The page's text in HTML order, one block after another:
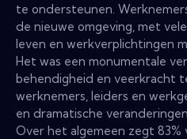
te ondersteunen.
de nieuwe omgeving, met
leven en werkverplichtingen
Het was een monumentale
behendigheid en veerkracht
werknemers, leiders en
en dramatische
Over het algemeen zegt